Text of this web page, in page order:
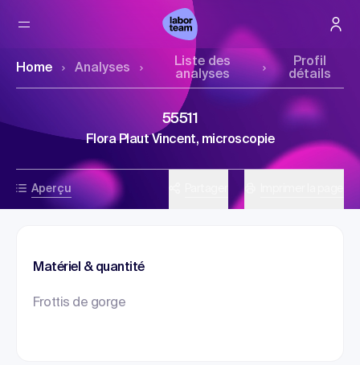
Home Analyses
Liste des
analyses
Profil
détails
Aperçu
55511
Flora Plaut Vincent, microscopie
Matériel & quantité
Frottis de gorge